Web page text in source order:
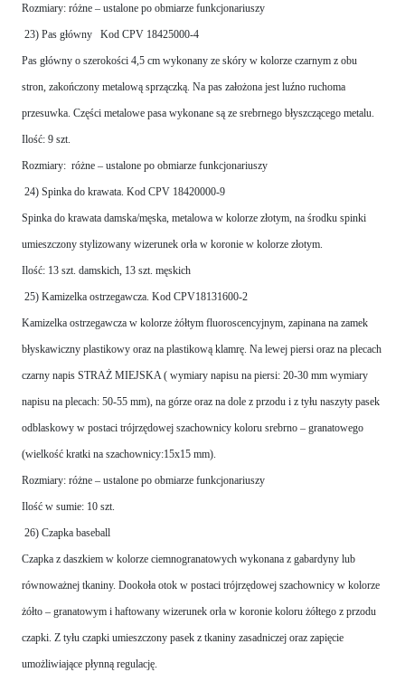
Rozmiary: różne – ustalone po obmiarze funkcjonariuszy
23) Pas główny Kod CPV 18425000-4
Pas główny o szerokości 4,5 cm wykonany ze skóry w kolorze czarnym z obu
stron, zakończony metalową sprzączką. Na pas założona jest luźno ruchoma
przesuwka. Części metalowe pasa wykonane są ze srebrnego błyszczącego metalu.
Ilość: 9 szt.
Rozmiary: różne – ustalone po obmiarze funkcjonariuszy
24) Spinka do krawata. Kod CPV 18420000-9
Spinka do krawata damska/męska, metalowa w kolorze złotym, na środku spinki
umieszczony stylizowany wizerunek orła w koronie w kolorze złotym.
Ilość: 13 szt. damskich, 13 szt. męskich
25) Kamizelka ostrzegawcza. Kod CPV18131600-2
Kamizelka ostrzegawcza w kolorze żółtym fluoroscencyjnym, zapinana na zamek
błyskawiczny plastikowy oraz na plastikową klamrę. Na lewej piersi oraz na plecach
czarny napis STRAŻ MIEJSKA ( wymiary napisu na piersi: 20-30 mm wymiary
napisu na plecach: 50-55 mm), na górze oraz na dole z przodu i z tyłu naszyty pasek
odblaskowy w postaci trójrzędowej szachownicy koloru srebrno – granatowego
(wielkość kratki na szachownicy:15x15 mm).
Rozmiary: różne – ustalone po obmiarze funkcjonariuszy
Ilość w sumie: 10 szt.
26) Czapka baseball
Czapka z daszkiem w kolorze ciemnogranatowych wykonana z gabardyny lub
równoważnej tkaniny. Dookoła otok w postaci trójrzędowej szachownicy w kolorze
żółto – granatowym i haftowany wizerunek orła w koronie koloru żółtego z przodu
czapki. Z tyłu czapki umieszczony pasek z tkaniny zasadniczej oraz zapięcie
umożliwiające płynną regulację.